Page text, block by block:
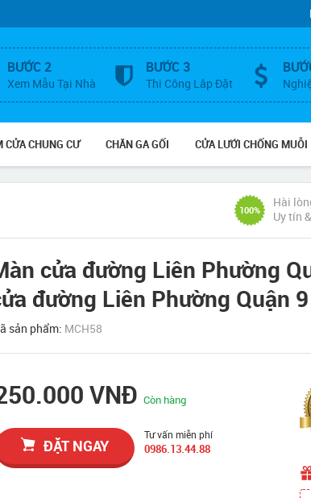
BƯỚC 2
Xem Mẫu Tại Nhà
BƯỚC 3
Thi Công Lắp Đặt
CỬA CHUNG CƯ CHĂN GA GỐI CỬA LƯỚI CHỐNG MUỖI
100%
Hài
Uy tín
cửa đường Liên Phường
đường Liên Phường Quận
sản phẩm: MCH58
VNĐCòn hàng
ĐẶT NGAY
Tư vấn miễn phí
0986.13.44.88